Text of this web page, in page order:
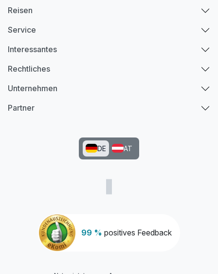
99 % positives Feedback
Reisen
Service
Interessantes
Rechtliches
Unternehmen
Partner
DE AT